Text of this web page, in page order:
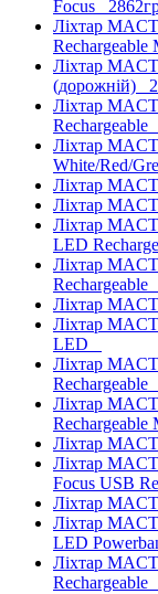
Focus
Ліхтар
Rechargeable
Ліхтар
(дорожній)
Ліхтар
Rechargeable
Ліхтар
White/Red/
Ліхтар
Ліхтар
Ліхтар
LED
Ліхтар
Rechargeable
Ліхтар
Ліхтар
LED
Ліхтар
Rechargeable
Ліхтар
Rechargeable
Ліхтар
Ліхтар
Focus USB
Ліхтар
Ліхтар
LED
Ліхтар
Rechargeable